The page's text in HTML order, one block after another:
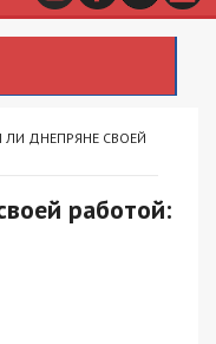
ДНЕПРЯНЕ СВОЕЙ
работой: